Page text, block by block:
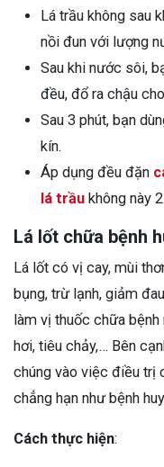
Lá trầu không sau
nồi đun với lượng
Sau khi nước sôi,
đều, đổ ra chậu
Sau 3 phút, bạn
kín.
Áp dụng đều đặn
lá trầu không này
Lá lốt chữa bệnh
Lá lốt có vị cay, mùi
bụng, trừ lạnh, giảm
làm vị thuốc chữa
hơi, tiêu chảy,… Bên
chúng vào việc điều trị
chẳng hạn như bệnh
Cách thực hiện: